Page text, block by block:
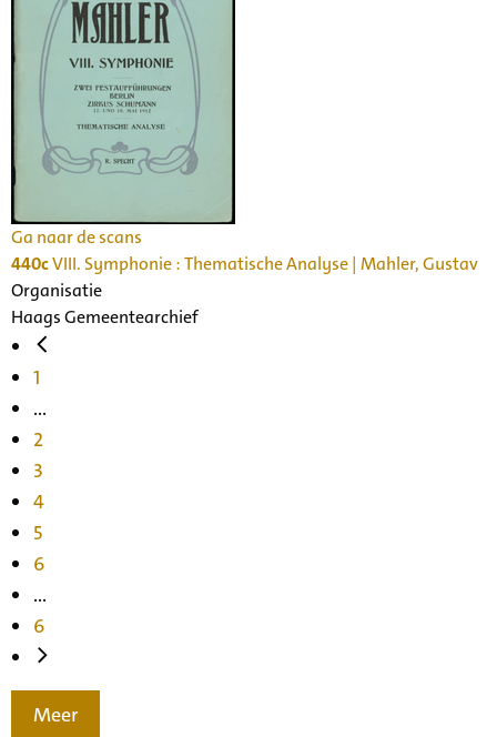
Ga naar de scans
440cVIII. Symphonie : Thematische Analyse | Mahler, Gustav
Organisatie
Haags Gemeentearchief
1
...
2
3
4
5
6
...
6
Meer